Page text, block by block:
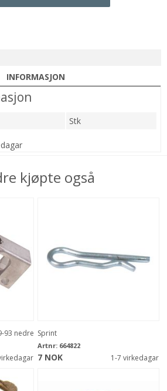
INFORMASJON
Stk
kjøpte også
93 nedre Sprint
Artnr: 664822
7 NOK 1-7 virkedagar